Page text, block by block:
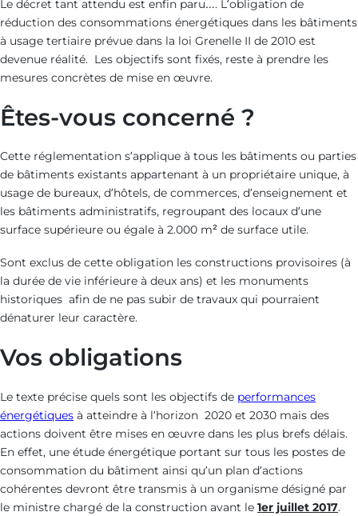
Le décret tant attendu est enfin paru…. L’obligation de
réduction des consommations énergétiques dans les bâtiments
à usage tertiaire prévue dans la loi Grenelle II de 2010 est
devenue réalité. Les objectifs sont fixés, reste à prendre les
mesures concrètes de mise en œuvre.
Êtes-vous concerné ?
Cette réglementation s’applique à tous les bâtiments ou parties
de bâtiments existants appartenant à un propriétaire unique, à
usage de bureaux, d’hôtels, de commerces, d’enseignement et
les bâtiments administratifs, regroupant des locaux d’une
surface supérieure ou égale à 2.000 m² de surface utile.
Sont exclus de cette obligation les constructions provisoires (à
la durée de vie inférieure à deux ans) et les monuments
historiques afin de ne pas subir de travaux qui pourraient
dénaturer leur caractère.
Vos obligations
Le texte précise quels sont les objectifs de performances
énergétiques à atteindre à l’horizon 2020 et 2030 mais des
actions doivent être mises en œuvre dans les plus brefs délais.
En effet, une étude énergétique portant sur tous les postes de
consommation du bâtiment ainsi qu’un plan d’actions
cohérentes devront être transmis à un organisme désigné par
le ministre chargé de la construction avant le 1er juillet 2017.